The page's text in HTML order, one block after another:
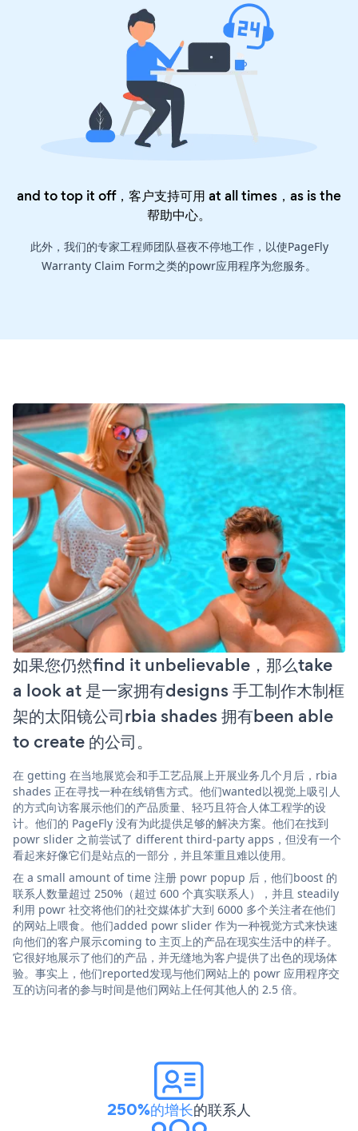
and to top it off，客户支持可用 at all times，as is the
帮助中心。
此外，我们的专家工程师团队昼夜不停地工作，以使PageFly
Warranty Claim Form之类的powr应用程序为您服务。
如果您仍然find it unbelievable，那么take
a look at 是一家拥有designs 手工制作木制框
架的太阳镜公司rbia shades 拥有been able
to create 的公司。
在 getting 在当地展览会和手工艺品展上开展业务几个月后，rbia
shades 正在寻找一种在线销售方式。他们wanted以视觉上吸引人
的方式向访客展示他们的产品质量、轻巧且符合人体工程学的设
计。他们的 PageFly 没有为此提供足够的解决方案。他们在找到
powr slider 之前尝试了 different third-party apps，但没有一个
看起来好像它们是站点的一部分，并且笨重且难以使用。
在 a small amount of time 注册 powr popup 后，他们boost 的
联系人数量超过 250%（超过 600 个真实联系人），并且 steadily
利用 powr 社交将他们的社交媒体扩大到 6000 多个关注者在他们
的网站上喂食。他们added powr slider 作为一种视觉方式来快速
向他们的客户展示coming to 主页上的产品在现实生活中的样子。
它很好地展示了他们的产品，并无缝地为客户提供了出色的现场体
验。事实上，他们reported发现与他们网站上的 powr 应用程序交
互的访问者的参与时间是他们网站上任何其他人的 2.5 倍。
250%的增长的联系人